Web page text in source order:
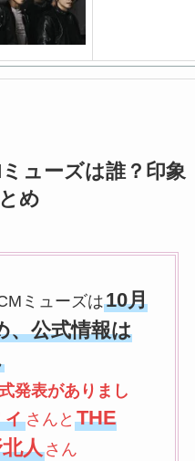
ューズは誰？印象
め
ミューズは10月
、公式情報は
発表がありまし
さんと THE
人さん